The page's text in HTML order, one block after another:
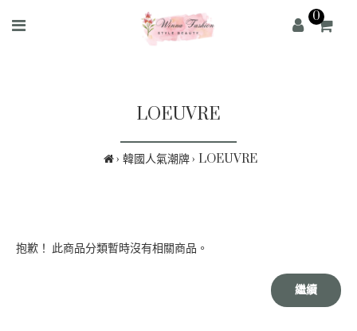
0
LOEUVRE
韓國人氣潮牌 LOEUVRE
抱歉！ 此商品分類暫時沒有相關商品。
繼續